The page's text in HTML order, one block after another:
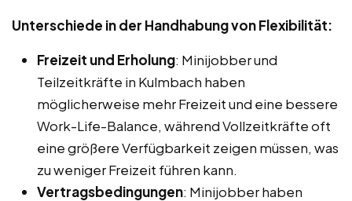
Unterschiede in der Handhabung von Flexibilität:
Freizeit und Erholung: Minijobber und
Teilzeitkräfte in Kulmbach haben
möglicherweise mehr Freizeit und eine bessere
Work-Life-Balance, während Vollzeitkräfte oft
eine größere Verfügbarkeit zeigen müssen, was
zu weniger Freizeit führen kann.
Vertragsbedingungen: Minijobber haben